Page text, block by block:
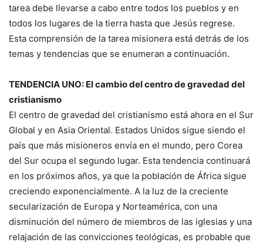
tarea debe llevarse a cabo entre todos los pueblos y en
todos los lugares de la tierra hasta que Jesús regrese.
Esta comprensión de la tarea misionera está detrás de los
temas y tendencias que se enumeran a continuación.
TENDENCIA UNO: El cambio del centro de gravedad del
cristianismo
El centro de gravedad del cristianismo está ahora en el Sur
Global y en Asia Oriental. Estados Unidos sigue siendo el
país que más misioneros envía en el mundo, pero Corea
del Sur ocupa el segundo lugar. Esta tendencia continuará
en los próximos años, ya que la población de África sigue
creciendo exponencialmente. A la luz de la creciente
secularización de Europa y Norteamérica, con una
disminución del número de miembros de las iglesias y una
relajación de las convicciones teológicas, es probable que